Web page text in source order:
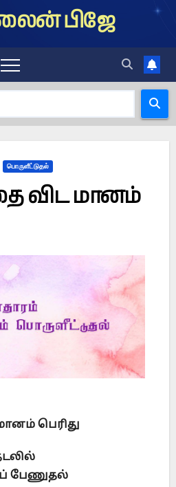
பிஜே
பொருளீட்டுதல்
விட மானம்
பெரிது
பேணுதல்